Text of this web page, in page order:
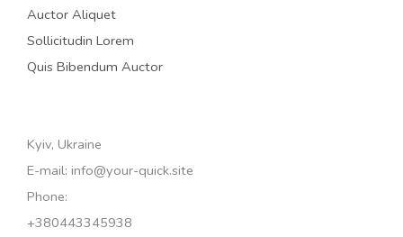
Auctor Aliquet
Sollicitudin Lorem
Quis Bibendum Auctor
Kyiv, Ukraine
E-mail: info@your-quick.site
Phone:
+380443345938